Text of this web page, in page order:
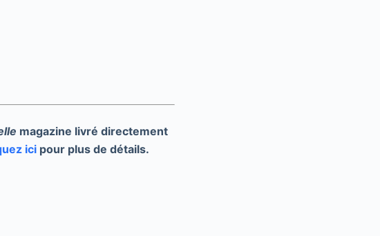
magazine livré directement
ici pour plus de détails.